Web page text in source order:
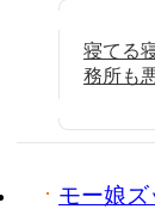
寝てる
務所も
モー娘